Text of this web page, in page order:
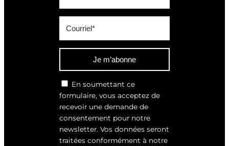
Je m’abonne
En soumettant ce
formulaire, vous acceptez de
recevoir une demande de
consentement pour notre
newsletter. Vos données seront
traitées conformément à notre